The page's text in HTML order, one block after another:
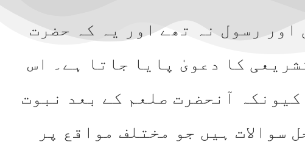
رسول نہ تھے اور یہ کہ حضرت
کا دعویٰ پایا جاتا ہے۔ اس
آنحضرت صلعم کے بعد نبوت
سوالات ہیں جو مختلف مواقع پر